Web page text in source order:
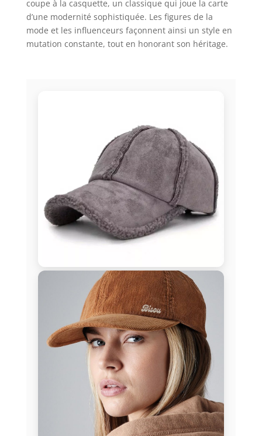
coupe à la casquette, un classique qui joue la carte
d’une modernité sophistiquée. Les figures de la
mode et les influenceurs façonnent ainsi un style en
mutation constante, tout en honorant son héritage.